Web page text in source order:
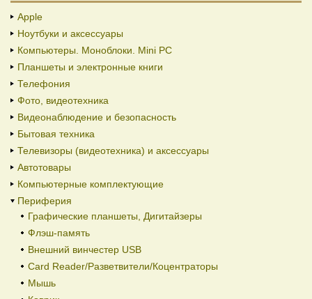
Apple
Ноутбуки и аксессуары
Компьютеры. Моноблоки. Mini PC
Планшеты и электронные книги
Телефония
Фото, видеотехника
Видеонаблюдение и безопасность
Бытовая техника
Телевизоры (видеотехника) и аксессуары
Автотовары
Компьютерные комплектующие
Периферия
Графические планшеты, Дигитайзеры
Флэш-память
Внешний винчестер USB
Card Reader/Разветвители/Коцентраторы
Мышь